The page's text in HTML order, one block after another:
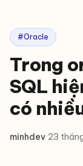
#Oracle
Trong
SQL
có
minhdev·23